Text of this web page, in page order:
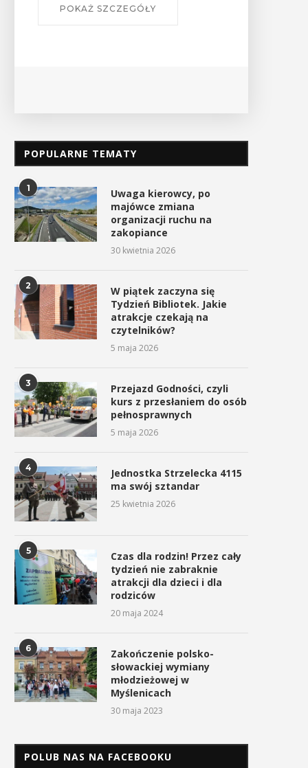
POPULARNE TEMATY
1
Uwaga kierowcy, po
majówce zmiana
organizacji ruchu na
zakopiance
30 kwietnia 2026
2
W piątek zaczyna się
Tydzień Bibliotek. Jakie
atrakcje czekają na
czytelników?
5 maja 2026
3
Przejazd Godności, czyli
kurs z przesłaniem do osób
pełnosprawnych
5 maja 2026
4
Jednostka Strzelecka 4115
ma swój sztandar
25 kwietnia 2026
5
Czas dla rodzin! Przez cały
tydzień nie zabraknie
atrakcji dla dzieci i dla
rodziców
20 maja 2024
6
Zakończenie polsko-
słowackiej wymiany
młodzieżowej w
Myślenicach
30 maja 2023
POLUB NAS NA FACEBOOKU